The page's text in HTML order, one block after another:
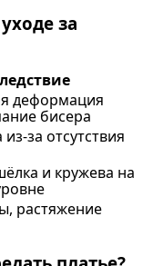
за
деформация
бисера
за отсутствия
и кружева на
растяжение